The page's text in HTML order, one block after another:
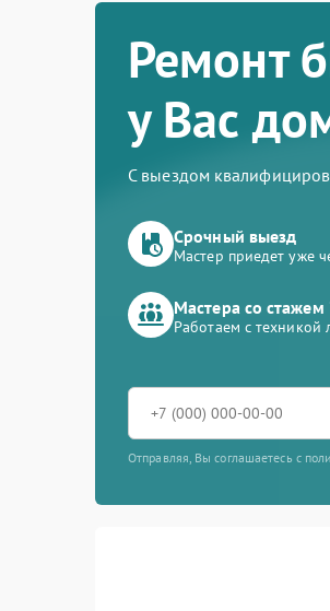
Ремонт
у Вас
С выездом
Срочный выезд
Мастер приедет уже
Мастера со стажем
Работаем с техникой
Отправляя, Вы соглашаетесь с